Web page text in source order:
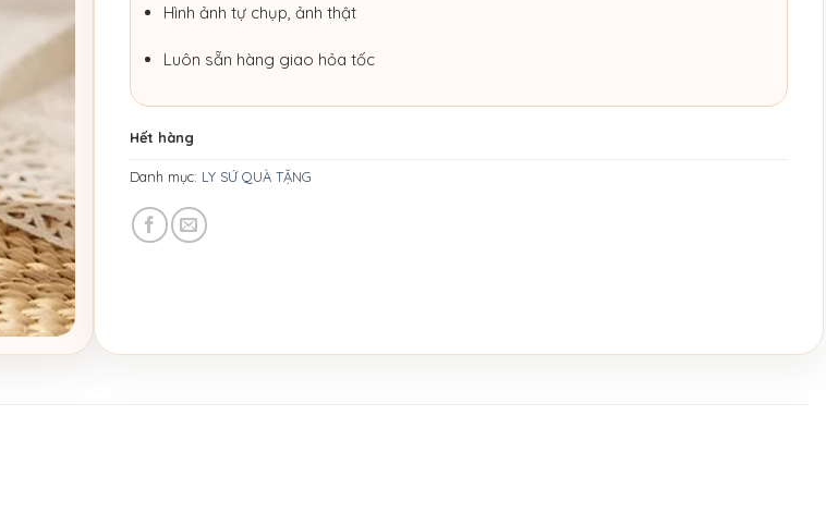
Hình ảnh tự chụp, ảnh thật
Luôn sẵn hàng giao hỏa tốc
Hết hàng
Danh mục: LY SỨ QUÀ TẶNG